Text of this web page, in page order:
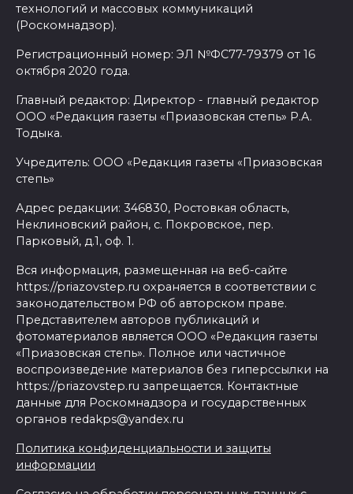
технологий и массовых коммуникаций
(Роскомнадзор).
Регистрационный номер: ЭЛ №ФС77-79379 от 16
октября 2020 года.
Главный редактор: Директор - главный редактор
ООО «Редакция газеты «Приазовская степь» Р.А.
Тодыка.
Учредитель: ООО «Редакция газеты «Приазовская
степь»
Адрес редакции: 346830, Ростовкая область,
Неклиновский район, с. Покровское, пер.
Парковый, д.1, оф. 1.
Вся информация, размещенная на веб-сайте
https://priazovstep.ru охраняется в соответствии с
законодательством РФ об авторском праве.
Представителем авторов публикаций и
фотоматериалов является ООО «Редакция газеты
«Приазовская степь». Полное или частичное
воспроизведение материалов без гиперссылки на
https://priazovstep.ru запрещается. Контактные
данные для Роскомнадзора и государственных
органов redakps@yandex.ru
Политика конфиденциальности и защиты
информации